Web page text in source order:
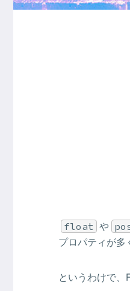
float や
プロパティが多
というわけで、